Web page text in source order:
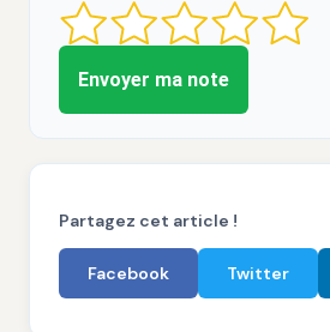
Envoyer ma note
Partagez cet article !
Facebook Twitter